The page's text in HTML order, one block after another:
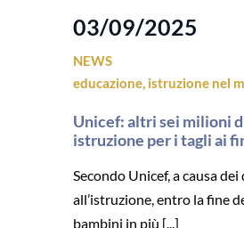
03/09/2025
NEWS
educazione, istruzione nel
Unicef: altri sei milioni
istruzione per i tagli ai
Secondo Unicef, a causa
all’istruzione, entro la fine
bambini in più [...]